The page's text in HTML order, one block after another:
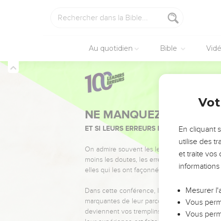
Au quotidien Bible
NE MANQUEZ PAS
ET SI LEURS ERREURS POUVAIENT VOUS
On admire souvent les leaders pour leurs
moins les doutes, les erreurs et les saisons
elles qui les ont façonnés.
Dans cette conférence, leaders,
marquantes de leur parcours et les clés
deviennent vos tremplins. Que vous
En cliquant
utilise des
et traite vos
Mesurer
Vous
Vous